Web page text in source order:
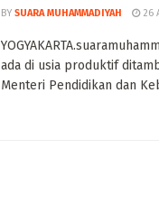
BY SUARA MUHAMMADIYAH 26
ada di usia produktif
Menteri Pendidikan dan